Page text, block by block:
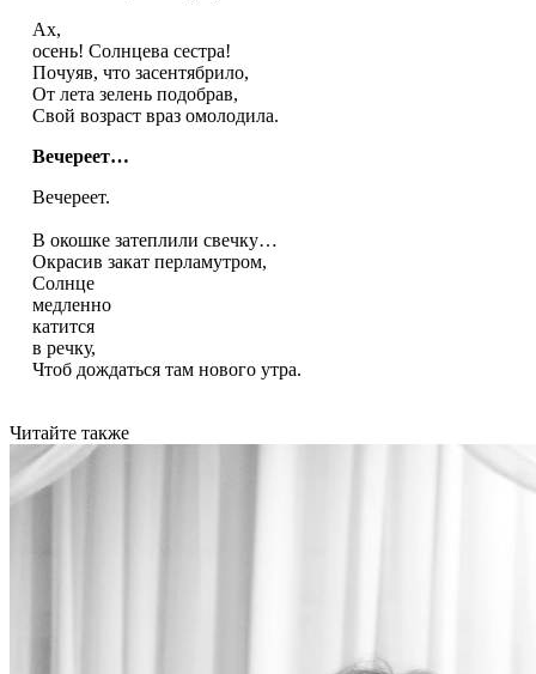
Ах,
осень! Солнцева сестра!
Почуяв, что засентябрило,
От лета зелень подобрав,
Свой возраст враз омолодила.
Вечереет…
Вечереет.
В окошке затеплили свечку…
Окрасив закат перламутром,
Солнце
медленно
катится
в речку,
Чтоб дождаться там нового утра.
Читайте также